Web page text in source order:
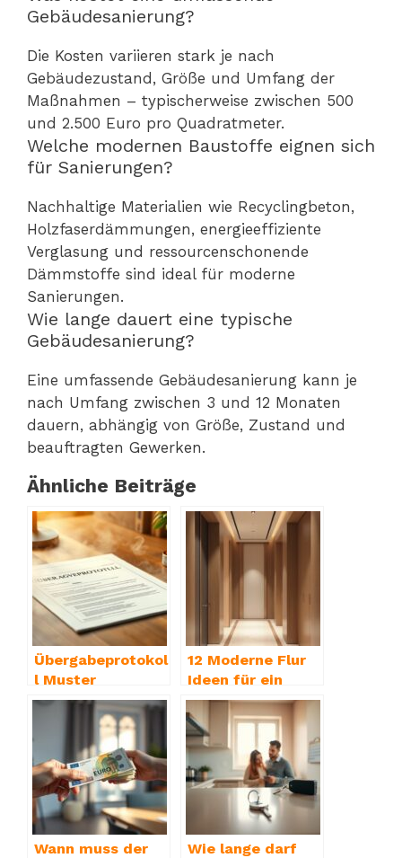
Gebäudesanierung?
Die Kosten variieren stark je nach
Gebäudezustand, Größe und Umfang der
Maßnahmen – typischerweise zwischen 500
und 2.500 Euro pro Quadratmeter.
Welche modernen Baustoffe eignen sich
für Sanierungen?
Nachhaltige Materialien wie Recyclingbeton,
Holzfaserdämmungen, energieeffiziente
Verglasung und ressourcenschonende
Dämmstoffe sind ideal für moderne
Sanierungen.
Wie lange dauert eine typische
Gebäudesanierung?
Eine umfassende Gebäudesanierung kann je
nach Umfang zwischen 3 und 12 Monaten
dauern, abhängig von Größe, Zustand und
beauftragten Gewerken.
Ähnliche Beiträge
Übergabeprotokol
l Muster
kostenlos:
Professionelle
Immobilienüberga
be
12 Moderne Flur
Ideen für ein
stilvolles Zuhause
Wann muss der
Wie lange darf